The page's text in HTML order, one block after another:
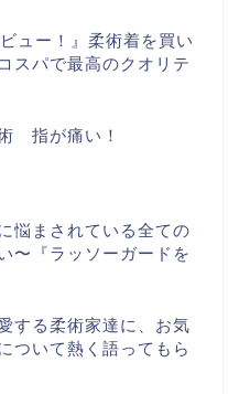
ュー！』柔術着を買い
スパで最高のクオリテ
指が痛い！
悩まされている全ての
〜『ラッソーガードを
する柔術家達に、お気
ついて熱く語ってもら